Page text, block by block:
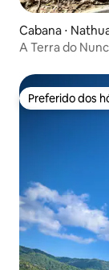
Cabana ⋅
A Terra do
Preferido dos
Preferido dos